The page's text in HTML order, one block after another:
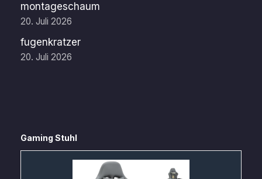
montageschaum
20. Juli 2026
fugenkratzer
20. Juli 2026
Gaming Stuhl